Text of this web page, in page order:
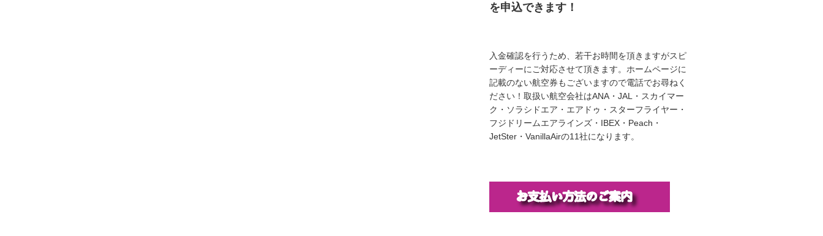
を申込できます！
入金確認を行うため、若干お時間を頂きますがスピ
ーディーにご対応させて頂きます。ホームページに
記載のない航空券もございますので電話でお尋ねく
ださい！取扱い航空会社はANA・JAL・スカイマー
ク・ソラシドエア・エアドゥ・スターフライヤー・
フジドリームエアラインズ・IBEX・Peach・
JetSter・VanillaAirの11社になります。